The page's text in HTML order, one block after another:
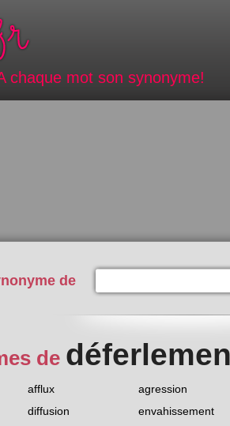
chaque mot son synonyme!
de
de
afflux agression
diffusion envahissement